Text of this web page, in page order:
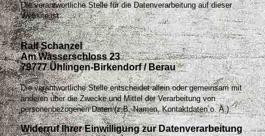
Die verantwortliche Stelle für die Datenverarbeitung auf dieser
Website ist:
Ralf Schanzel
Am Wasserschloss 23
79777 Ühlingen-Birkendorf / Berau
Die verantwortliche Stelle entscheidet allein oder gemeinsam mit
anderen über die Zwecke und Mittel der Verarbeitung von
personenbezogenen Daten (z.B. Namen, Kontaktdaten o. Ä.).
Widerruf Ihrer Einwilligung zur Datenverarbeitung